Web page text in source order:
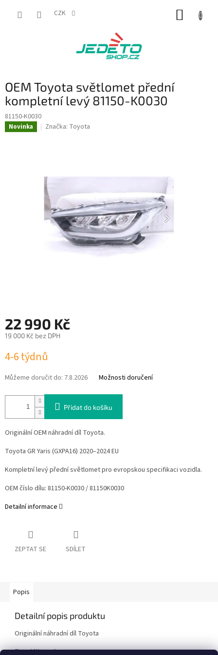
CZK
OEM Toyota světlomet přední
kompletní levý 81150-K0030
81150-K0030
Novinka Značka: Toyota
22 990 Kč
19 000 Kč bez DPH
cena:
4-6 týdnů
Můžeme doručit do: 7.8.2026 Možnosti doručení
Přidat do košíku
Originální OEM náhradní díl Toyota.
Toyota GR Yaris (GXPA16) 2020–2024 EU
Kompletní levý přední světlomet pro evropskou specifikaci vozidla.
OEM číslo dílu: 81150-K0030 / 81150K0030
Detailní informace
ZEPTAT SE SDÍLET
Popis
Detailní popis produktu
Originální náhradní díl Toyota
Doplňkové parametry